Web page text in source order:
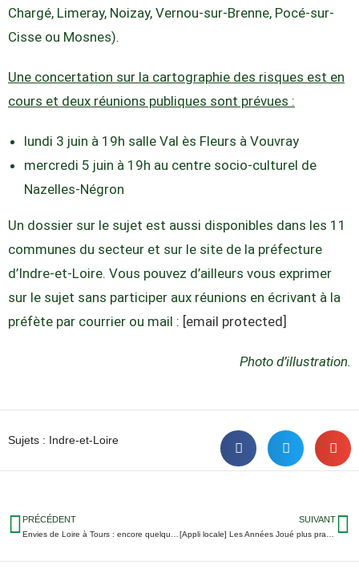
Chargé, Limeray, Noizay, Vernou-sur-Brenne, Pocé-sur-
Cisse ou Mosnes).
Une concertation sur la cartographie des risques est en
cours et deux réunions publiques sont prévues :
lundi 3 juin à 19h salle Val ès Fleurs à Vouvray
mercredi 5 juin à 19h au centre socio-culturel de
Nazelles-Négron
Un dossier sur le sujet est aussi disponibles dans les 11
communes du secteur et sur le site de la préfecture
d’Indre-et-Loire. Vous pouvez d’ailleurs vous exprimer
sur le sujet sans participer aux réunions en écrivant à la
préfète par courrier ou mail : [email protected]
Photo d’illustration.
Sujets : Indre-et-Loire
PRÉCÉDENT SUIVANT